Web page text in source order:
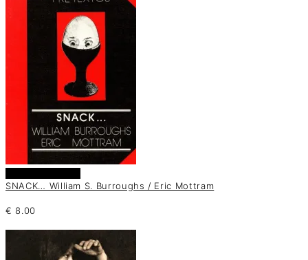
SNACK… William S. Burroughs / Eric Mottram
€ 8.00